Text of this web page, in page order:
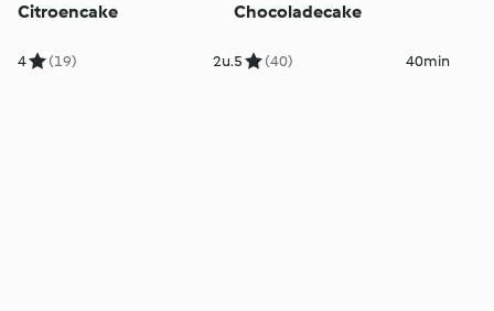
Citroencake
4 (19) 2u.
Chocoladecake
5 (40) 40min